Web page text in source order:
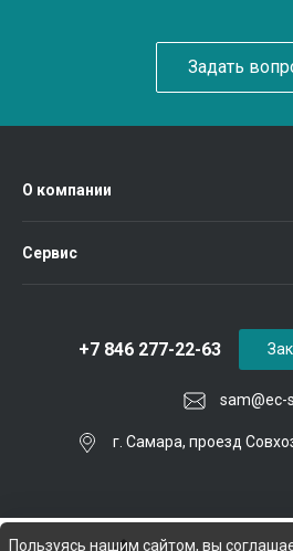
Задать
О компании
Сервис
sam@ec-
+7 846 277-22-63
г. Самара, проезд
Пользуясь нашим сайтом, вы